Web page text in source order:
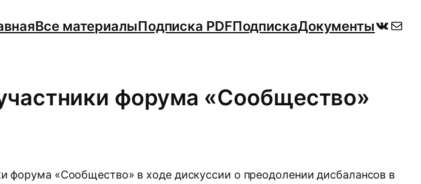
Все материалыПодписка PDFПодпискаДокументы
форума «Сообщество»
«Сообщество» в ходе дискуссии о преодолении дисбалансов в